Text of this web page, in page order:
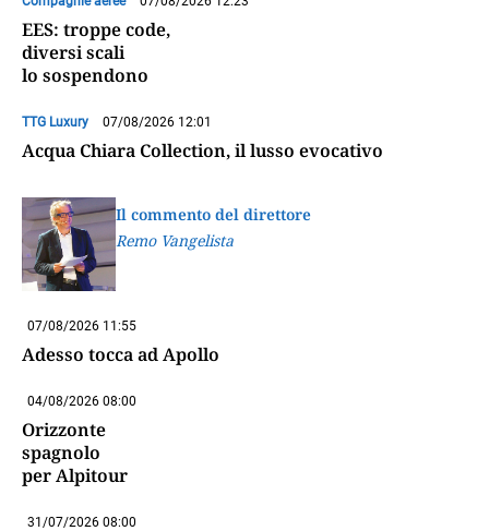
EES: troppe code,
diversi scali
lo sospendono
TTG Luxury 07/08/2026 12:01
Acqua Chiara Collection, il lusso evocativo
Il commento del direttore
Remo Vangelista
07/08/2026 11:55
Adesso tocca ad Apollo
04/08/2026 08:00
Orizzonte
spagnolo
per Alpitour
31/07/2026 08:00